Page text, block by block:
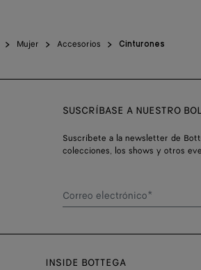
Mujer Accesorios Cinturones
SUSCRÍBASE A NUESTRO
Suscríbete a la newsletter de
colecciones, los shows y otros
Correo electrónico*
INSIDE BOTTEGA